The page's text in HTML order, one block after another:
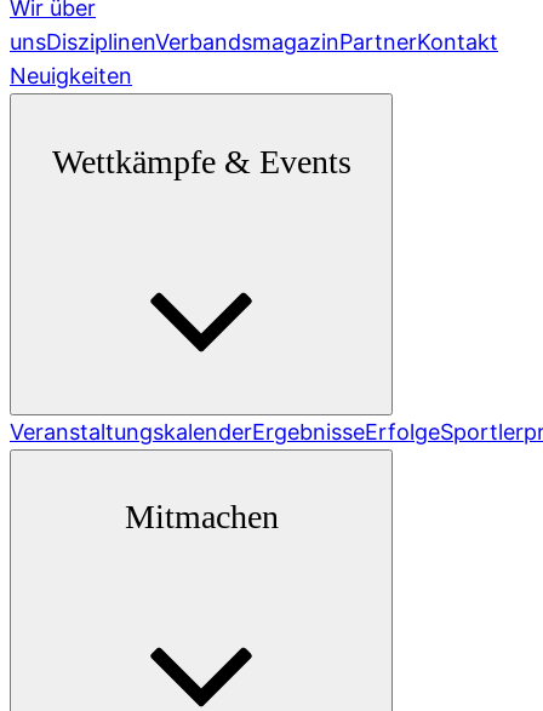
Wir über
unsDisziplinenVerbandsmagazinPartnerKontakt
Neuigkeiten
Wettkämpfe & Events
VeranstaltungskalenderErgebnisseErfolge
Mitmachen